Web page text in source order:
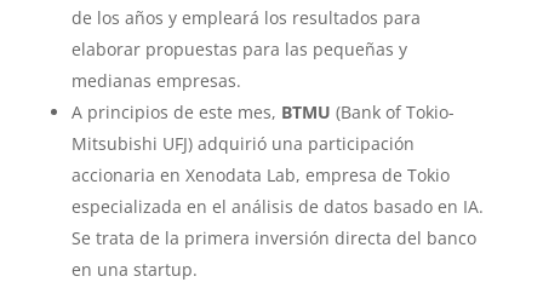
de los años y empleará los resultados para
elaborar propuestas para las pequeñas y
medianas empresas.
A principios de este mes, BTMU (Bank of Tokio-
Mitsubishi UFJ) adquirió una participación
accionaria en Xenodata Lab, empresa de Tokio
especializada en el análisis de datos basado en IA.
Se trata de la primera inversión directa del banco
en una startup.